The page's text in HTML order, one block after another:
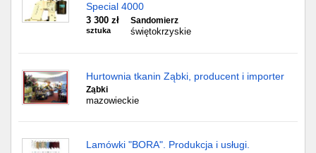
Special 4000
3 300 zł
sztuka
Sandomierz
świętokrzyskie
Hurtownia tkanin Ząbki, producent i importer
Ząbki
mazowieckie
Lamówki "BORA". Produkcja i usługi.